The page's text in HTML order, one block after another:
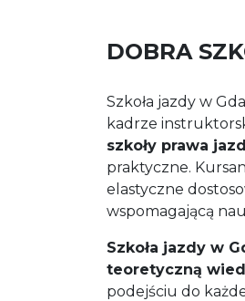
DOBRA
Szkoła jazdy w
kadrze
szkoły prawa
praktyczne.
elastyczne
wspomagającą
Szkoła jazdy w
teoretyczną
podejściu do